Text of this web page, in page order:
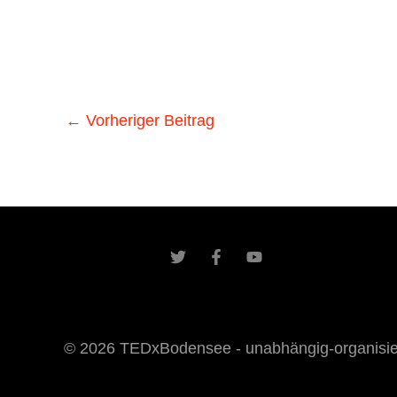
← Vorheriger Beitrag
© 2026 TEDxBodensee - unabhängig-